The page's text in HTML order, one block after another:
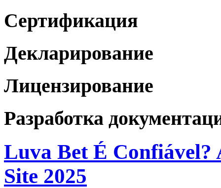
Сертификация
Декларирование
Лицензирование
Разработка
Luva Bet É
Site 2025